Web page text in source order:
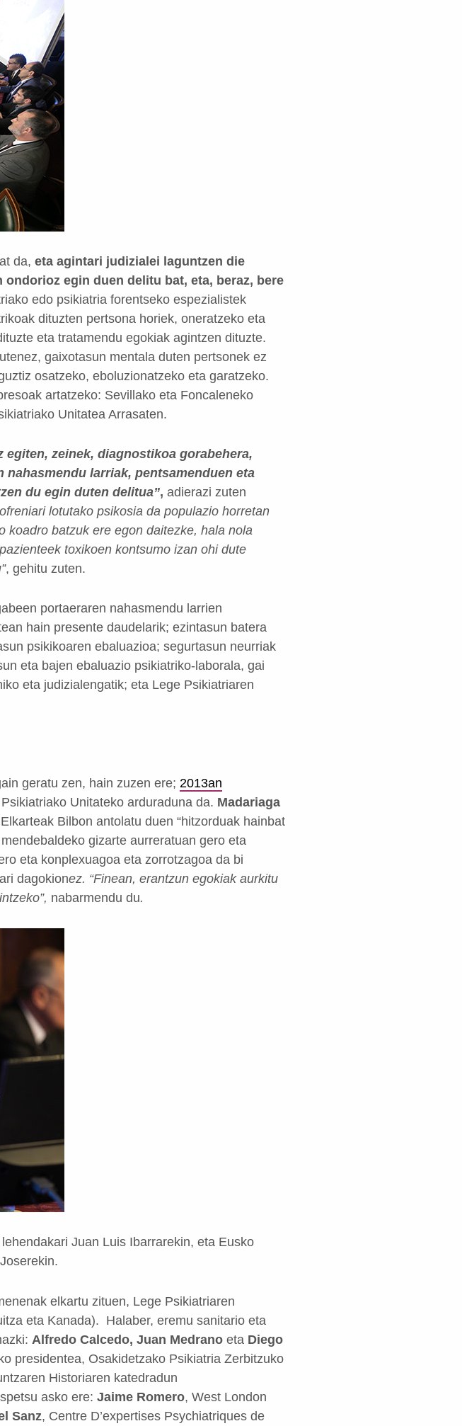
da, eta agintari judizialei laguntzen die
egin duen delitu bat, eta, beraz, bere
edo psikiatria forentseko espezialistek
dituzten pertsona horiek, oneratzeko eta
eta tratamendu egokiak agintzen dituzte.
gaixotasun mentala duten pertsonek ez
osatzeko, eboluzionatzeko eta garatzeko.
artatzeko: Sevillako eta Foncaleneko
Unitatea Arrasaten.
zeinek, diagnostikoa gorabehera,
larriak, pentsamenduen eta
du egin duten delitua”, adierazi zuten
lotutako psikosia da populazio horretan
koadro batzuk ere egon daitezke, hala nola
toxikoen kontsumo izan ohi dute
, gehitu zuten.
portaeraren nahasmendu larrien
hain presente daudelarik; ezintasun batera
psikikoaren ebaluazioa; segurtasun neurriak
eta bajen ebaluazio psikiatriko-laborala, gai
eta judizialengatik; eta Lege Psikiatriaren
geratu zen, hain zuzen ere; 2013an
Unitateko arduraduna da. Madariaga
Bilbon antolatu duen “hitzorduak hainbat
gizarte aurreratuan gero eta
eta konplexuagoa eta zorrotzagoa da bi
dagokionez. “Finean, erantzun egokiak aurkitu
nabarmendu du.
Juan Luis Ibarrarekin, eta Eusko
elkartu zituen, Lege Psikiatriaren
eta Kanada). Halaber, eremu sanitario eta
Alfredo Calcedo, Juan Medrano eta Diego
presidentea, Osakidetzako Psikiatria Zerbitzuko
Historiaren katedradun
asko ere: Jaime Romero, West London
Sanz, Centre D’expertises Psychiatriques de